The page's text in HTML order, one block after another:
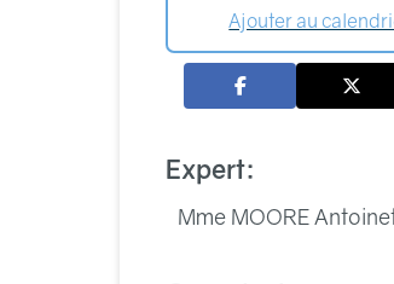
Ajouter au
Expert:
Mme MOORE